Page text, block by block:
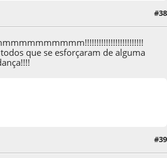
#38
que se esforçaram de alguma
#39